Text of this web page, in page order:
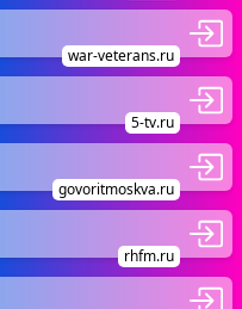
war-veterans.ru
5-tv.ru
govoritmoskva.ru
rhfm.ru